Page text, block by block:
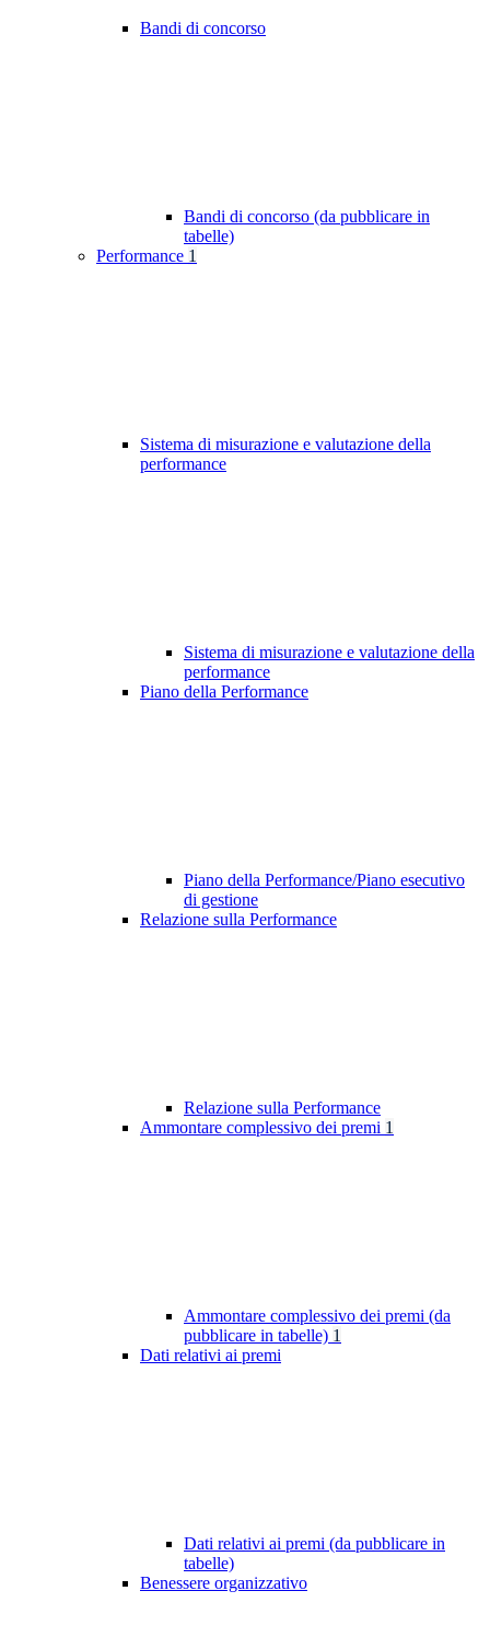
Bandi di concorso
Bandi di concorso (da pubblicare in
tabelle)
Performance 1
Sistema di misurazione e valutazione della
performance
Sistema di misurazione e valutazione della
performance
Piano della Performance
Piano della Performance/Piano esecutivo
di gestione
Relazione sulla Performance
Relazione sulla Performance
Ammontare complessivo dei premi 1
Ammontare complessivo dei premi (da
pubblicare in tabelle) 1
Dati relativi ai premi
Dati relativi ai premi (da pubblicare in
tabelle)
Benessere organizzativo